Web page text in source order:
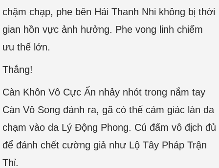
chậm chạp, phe bên Hải Thanh Nhi không bị thời
gian hồn vực ảnh hưởng. Phe vong linh chiếm
ưu thế lớn.
Thắng!
Càn Khôn Vô Cực Ấn nhảy nhót trong nắm tay
Càn Vô Song đánh ra, gã có thể cảm giác làn da
chạm vào da Lý Động Phong. Cú đấm vô địch đủ
để đánh chết cường giả như Lộ Tây Pháp Trận
Thỉ.